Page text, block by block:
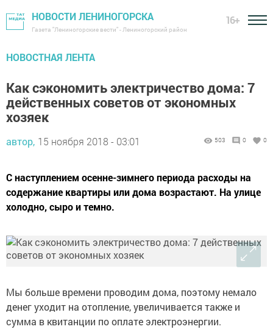
НОВОСТИ ЛЕНИНОГОРСКА
Газета "Лениногорские вести" - Лениногорский район
16+
НОВОСТНАЯ ЛЕНТА
Как сэкономить электричество дома: 7
действенных советов от экономных
хозяек
автор, 15 ноября 2018 - 03:01 503 0 0
C наступлением осенне-зимнего периода расходы на
содержание квартиры или дома возрастают. На улице
холодно, сыро и темно.
Мы больше времени проводим дома, поэтому немало
денег уходит на отопление, увеличивается также и
сумма в квитанции по оплате электроэнергии.